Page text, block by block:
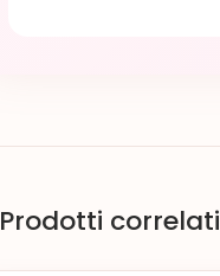
Prodotti correlati